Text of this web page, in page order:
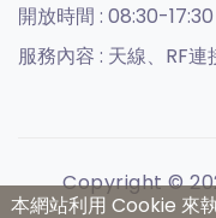
開放時間 : 08:30-17:30
服務內容 : 天線、RF
Copyright ©
本網站利用 Cookie 來